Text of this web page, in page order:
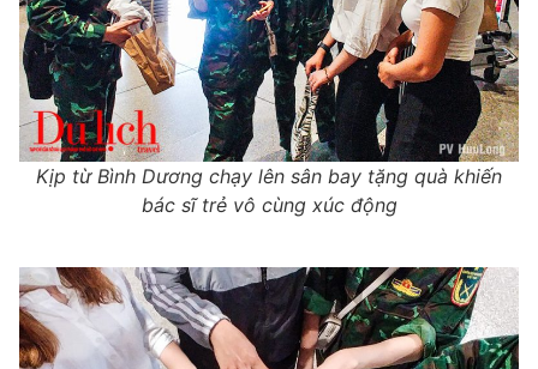
Kịp từ Bình Dương chạy lên sân bay tặng quà khiến
bác sĩ trẻ vô cùng xúc động